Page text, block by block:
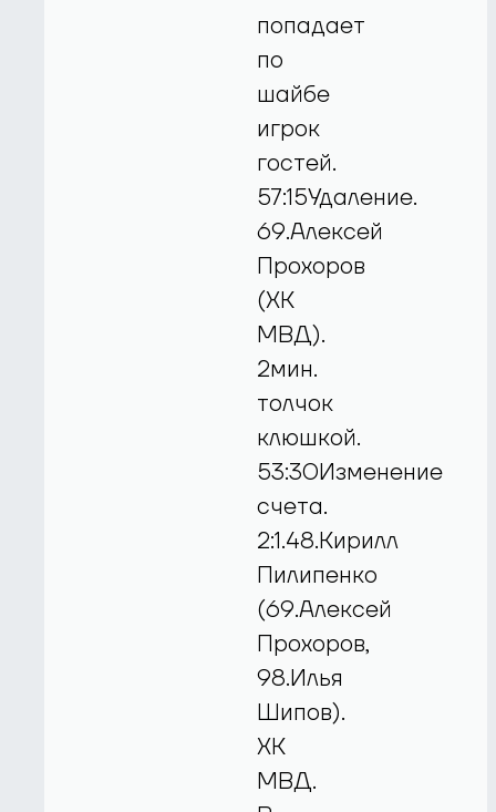
попадает
по
шайбе
игрок
гостей.
57:15Удаление.
69.Алексей
Прохоров
(ХК
МВД).
2мин.
толчок
клюшкой.
53:30Изменение
счета.
2:1.48.Кирилл
Пилипенко
(69.Алексей
Прохоров,
98.Илья
Шипов).
ХК
МВД.